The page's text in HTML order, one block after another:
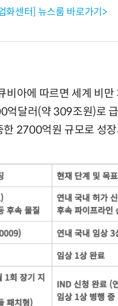
화센터] 뉴스룸 바로가기>
비아에 따르면 세계 비
달러(약 309조원)로 급
2700억원 규모로 성